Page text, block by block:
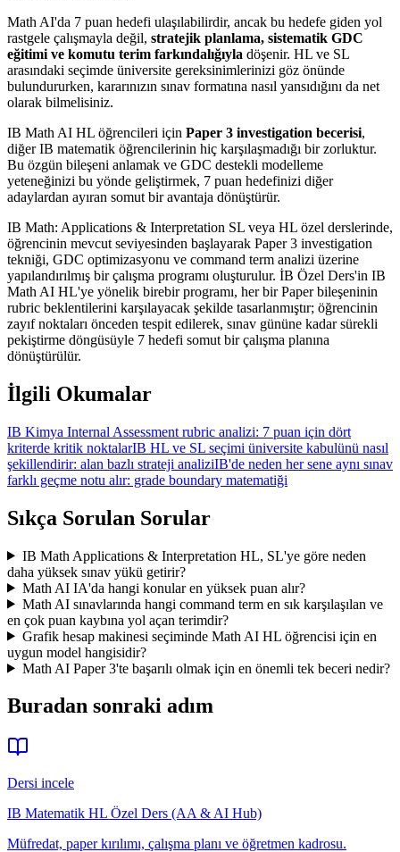
Math AI'da 7 puan hedefi ulaşılabilirdir, ancak bu hedefe giden yol
rastgele çalışmayla değil, stratejik planlama, sistematik GDC
eğitimi ve komutu terim farkındalığıyla döşenir. HL ve SL
arasındaki seçimde üniversite gereksinimlerinizi göz önünde
bulundururken, kararınızın sınav formatına nasıl yansıdığını da net
olarak bilmelisiniz.
IB Math AI HL öğrencileri için Paper 3 investigation becerisi,
diğer IB matematik öğrencilerinin hiç karşılaşmadığı bir zorluktur.
Bu özgün bileşeni anlamak ve GDC destekli modelleme
yeteneğinizi bu yönde geliştirmek, 7 puan hedefinizi diğer
adaylardan ayıran somut bir avantaja dönüştürür.
IB Math: Applications & Interpretation SL veya HL özel derslerinde,
öğrencinin mevcut seviyesinden başlayarak Paper 3 investigation
tekniği, GDC optimizasyonu ve command term analizi üzerine
yapılandırılmış bir çalışma programı oluşturulur. İB Özel Ders'in IB
Math AI HL'ye yönelik birebir programı, her bir Paper bileşeninin
rubric beklentilerini karşılayacak şekilde tasarlanmıştır; öğrencinin
zayıf noktaları önceden tespit edilerek, sınav gününe kadar sürekli
pekiştirme döngüsüyle 7 hedefi somut bir çalışma planına
dönüştürülür.
İlgili Okumalar
IB Kimya Internal Assessment rubric analizi: 7 puan için dört
kriterde kritik noktalarIB HL ve SL seçimi üniversite kabulünü nasıl
şekillendirir: alan bazlı strateji analiziIB'de neden her sene aynı sınav
farklı geçme notu alır: grade boundary matematiği
Sıkça Sorulan Sorular
IB Math Applications & Interpretation HL, SL'ye göre neden
daha yüksek sınav yükü getirir?
Math AI IA'da hangi konular en yüksek puan alır?
Math AI sınavlarında hangi command term en sık karşılaşılan ve
en çok puan kaybına yol açan terimdir?
Grafik hesap makinesi seçiminde Math AI HL öğrencisi için en
uygun model hangisidir?
Math AI Paper 3'te başarılı olmak için en önemli tek beceri nedir?
Buradan sonraki adım
Dersi incele
IB Matematik HL Özel Ders (AA & AI Hub)
Müfredat, paper kırılımı, çalışma planı ve öğretmen kadrosu.